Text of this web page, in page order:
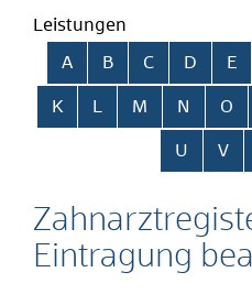
Leistungen
Alphabetisches Register
A B C D E
K L M N O
U V
Eintragung